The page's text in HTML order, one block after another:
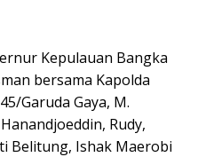
Kepulauan Bangka
bersama Kapolda
Garuda Gaya, M.
Rudy,
Belitung, Ishak Maerobi